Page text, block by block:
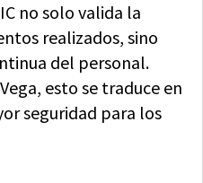
no solo valida la
realizados, sino
del personal.
esto se traduce en
seguridad para los